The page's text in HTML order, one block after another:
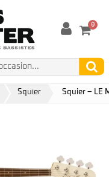
0
Squier Squier – LE